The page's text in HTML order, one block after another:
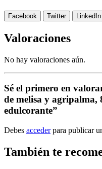
Facebook Twitter LinkedIn
Valoraciones
No hay valoraciones aún.
Sé el primero en
de melisa y agripalma,
edulcorante”
Debes accederpara publicar
También te